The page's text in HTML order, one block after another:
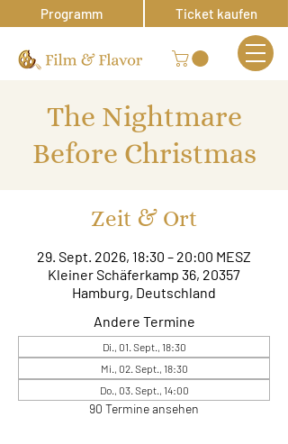
Programm Ticket kaufen
The Nightmare
Before Christmas
Zeit & Ort
29. Sept. 2026, 18:30 – 20:00 MESZ
Kleiner Schäferkamp 36, 20357
Hamburg, Deutschland
Andere Termine
Di., 01. Sept., 18:30
Mi., 02. Sept., 18:30
Do., 03. Sept., 14:00
90 Termine ansehen